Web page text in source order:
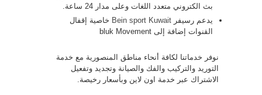
بث الكتروني متعدد اللغات وعلى مدار 24 ساعة.
يدعم رسيفر Bein sport Kuwait خاصية إقفال
القنوات إضافة إلى bluk Movement
نوفر خدماتنا لكافة أنحاء مناطق المنصورية مع خدمة
التوريد والتركيب والفك والصيانة وتجديد وتفعيل
الاشتراك عبر خدمة اون لاين وبأسعار رخيصة.